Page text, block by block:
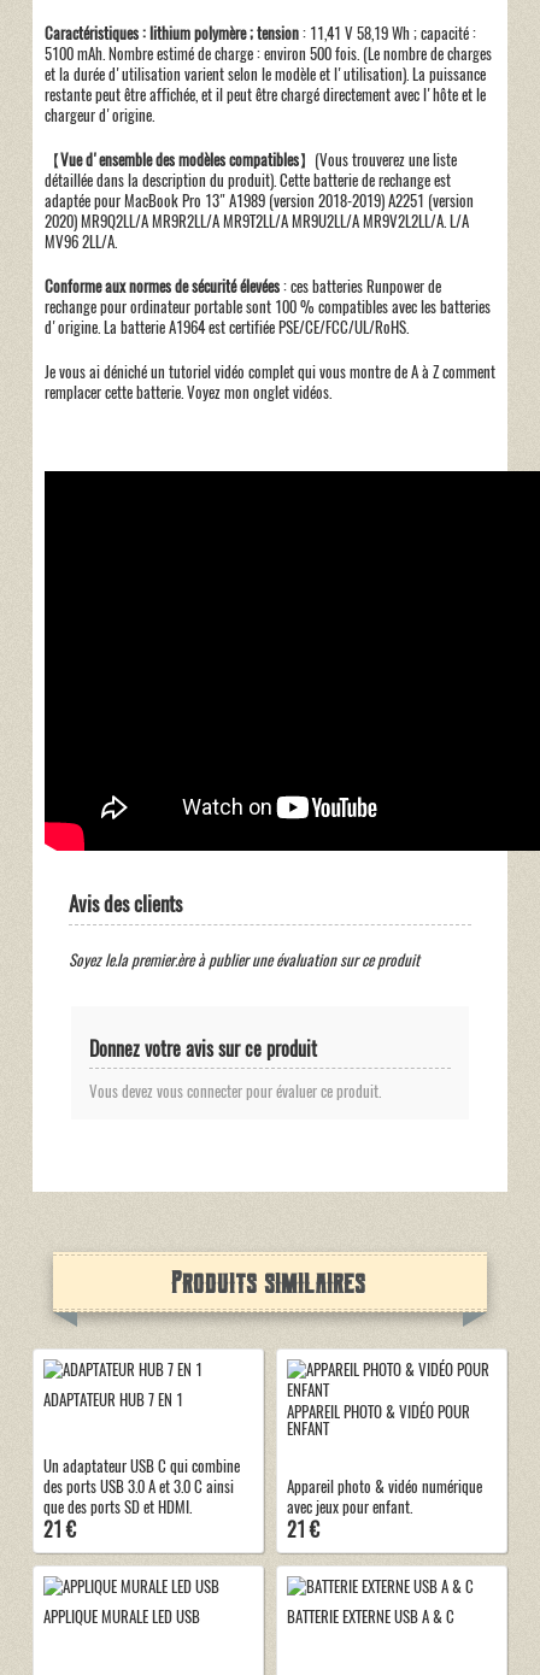
Caractéristiques : lithium polymère ; tension: 11,41 V 58,19 Wh ; capacité :
5100 mAh. Nombre estimé de charge : environ 500 fois. (Le nombre de charges
et la durée d'utilisation varient selon le modèle et l'utilisation). La puissance
restante peut être affichée, et il peut être chargé directement avec l'hôte et le
chargeur d'origine.
【Vue d'ensemble des modèles compatibles】(Vous trouverez une liste
détaillée dans la description du produit). Cette batterie de rechange est
adaptée pour MacBook Pro 13" A1989 (version 2018-2019) A2251 (version
2020) MR9Q2LL/A MR9R2LL/A MR9T2LL/A MR9U2LL/A MR9V2L2LL/A. L/A
MV96 2LL/A.
Conforme aux normes de sécurité élevées: ces batteries Runpower de
rechange pour ordinateur portable sont 100 % compatibles avec les batteries
d'origine. La batterie A1964 est certifiée PSE/CE/FCC/UL/RoHS.
Je vous ai déniché un tutoriel vidéo complet qui vous montre de A à Z comment
remplacer cette batterie. Voyez mon onglet vidéos.
Avis des clients
Soyez le.la premier.ère à publier une évaluation sur ce produit
Donnez votre avis sur ce produit
Vous devez vous connecter pour évaluer ce produit.
Produits similaires
ADAPTATEUR HUB 7 EN 1
Un adaptateur USB C qui combine
des ports USB 3.0 A et 3.0 C ainsi
que des ports SD et HDMI.
21 €
APPAREIL PHOTO & VIDÉO POUR
ENFANT
Appareil photo & vidéo numérique
avec jeux pour enfant.
21 €
APPLIQUE MURALE LED USB BATTERIE EXTERNE USB A & C